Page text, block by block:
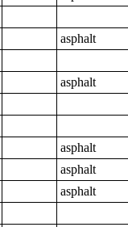
asphalt
asphalt
asphalt
asphalt
asphalt